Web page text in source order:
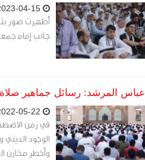
أظهرت صور
جانب إمام
عباس المرشد: رسائل جماهير صلاة
في زمن
الوجود
وأخطر مخازن